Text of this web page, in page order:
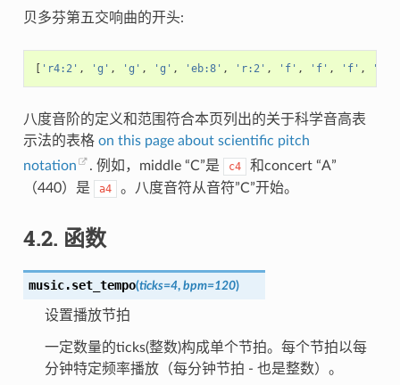
贝多芬第五交响曲的开头:
'r4:2' , 'g' , 'g' , 'g' , 'eb:8' , 'r:2' , 'f' , 'f' , 'f' ,
八度音阶的定义和范围符合本页列出的关于科学音高表
示法的表格 on this page about scientific pitch
notation
. 例如，middle “C”是 c4
和concert “A”
（440）是
a4 。八度音符从音符”C”开始。
4.2. 函数
music.set_tempo(ticks=4, bpm=120)
设置播放节拍
一定数量的ticks(整数)构成单个节拍。每个节拍以每
分钟特定频率播放（每分钟节拍 - 也是整数）。